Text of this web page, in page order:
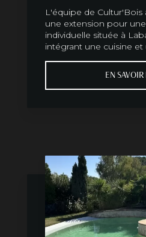
L'équipe de Cultur'Bois
une extension pour
individuelle située à
intégrant une cuisine et
EN SAVOIR